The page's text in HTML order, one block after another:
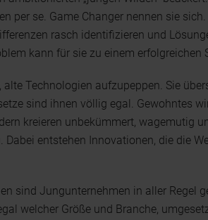
per se. Game Changer nennen sie
rasch identifizieren und
kann für sie zu einem erfolgreichen
alte Technologien aufzupeppen. Sie
sind ihnen völlig egal. Gewohntes
kreieren unbekümmert, wagemutig
Dabei entstehen Innovationen, die die
sind Jungunternehmen in aller Regel
welcher Größe und Branche,